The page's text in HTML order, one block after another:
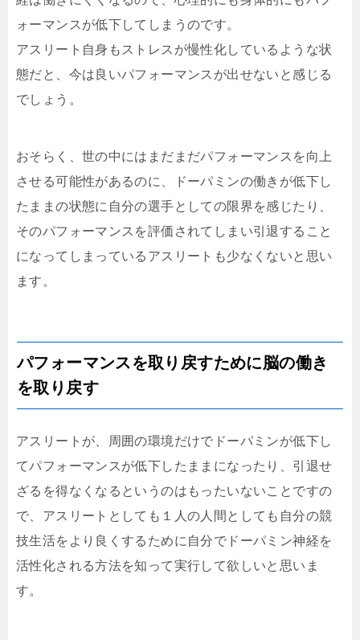
ォーマンスが低下してしまうのです。
アスリート自身もストレスが慢性化しているような状
態だと、今は良いパフォーマンスが出せないと感じる
でしょう。
おそらく、世の中にはまだまだパフォーマンスを向上
させる可能性があるのに、ドーパミンの働きが低下し
たままの状態に自分の選手としての限界を感じたり、
そのパフォーマンスを評価されてしまい引退すること
になってしまっているアスリートも少なくないと思い
ます。
パフォーマンスを取り戻すために脳の働き
を取り戻す
アスリートが、周囲の環境だけでドーパミンが低下し
てパフォーマンスが低下したままになったり、引退せ
ざるを得なくなるというのはもったいないことですの
で、アスリートとしても１人の人間としても自分の競
技生活をより良くするために自分でドーパミン神経を
活性化される方法を知って実行して欲しいと思いま
す。